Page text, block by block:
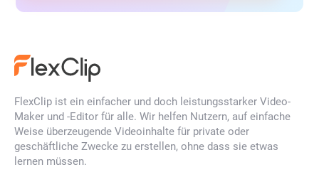
FlexClip ist ein einfacher und doch leistungsstarker Video-
Maker und -Editor für alle. Wir helfen Nutzern, auf einfache
Weise überzeugende Videoinhalte für private oder
geschäftliche Zwecke zu erstellen, ohne dass sie etwas
lernen müssen.